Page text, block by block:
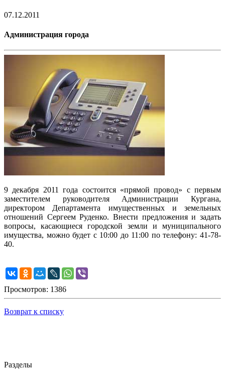
07.12.2011
Администрация города
9 декабря 2011 года состоится «прямой провод» с первым
заместителем руководителя Администрации Кургана,
директором Департамента имущественных и земельных
отношений Сергеем Руденко. Внести предложения и задать
вопросы, касающиеся городской земли и муниципального
имущества, можно будет с 10:00 до 11:00 по телефону: 41-78-
40.
Просмотров: 1386
Возврат к списку
Разделы